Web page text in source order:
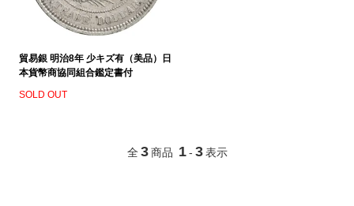
貿易銀 明治8年 少キズ有（美品）日
本貨幣商協同組合鑑定書付
SOLD OUT
全 3 商品 1 - 3 表示